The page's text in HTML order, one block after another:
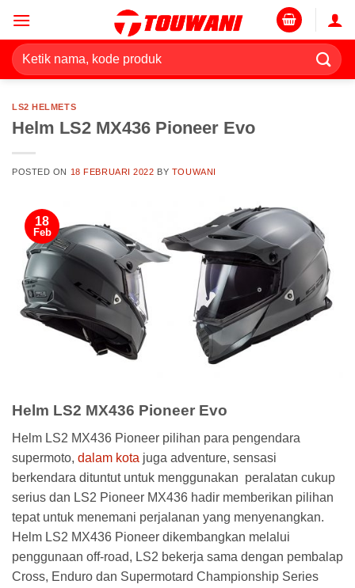
content
Pencarian
untuk:
LS2 HELMETS
Helm LS2 MX436 Pioneer Evo
POSTED ON 18 FEBRUARI 2022 BY TOUWANI
18
Feb
Helm LS2 MX436 Pioneer Evo
Helm LS2 MX436 Pioneer pilihan para pengendara
supermoto, dalam kota juga adventure, sensasi
berkendara dituntut untuk menggunakan peralatan cukup
serius dan LS2 Pioneer MX436 hadir memberikan pilihan
tepat untuk menemani perjalanan yang menyenangkan.
Helm LS2 MX436 Pioneer dikembangkan melalui
penggunaan off-road, LS2 bekerja sama dengan pembalap
Cross, Enduro dan Supermotard Championship Series